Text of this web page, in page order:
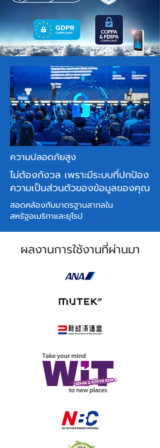
ความปลอดภัยสูง
ไม่ต้องกังวล เพราะมีระบบที่ปกป้อง
ความเป็นส่วนตัวของข้อมูลของคุณ
สอดคล้องกับมาตรฐานสากลใน
สหรัฐอเมริกาและยุโรป
ผลงานการใช้งานที่ผ่านมา